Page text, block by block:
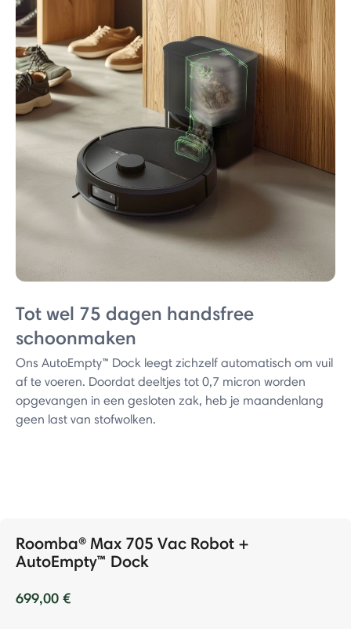
Tot wel 75 dagen handsfree
schoonmaken
Ons AutoEmpty™ Dock leegt zichzelf automatisch om vuil
af te voeren. Doordat deeltjes tot 0,7 micron worden
opgevangen in een gesloten zak, heb je maandenlang
geen last van stofwolken.
Roomba® Max 705 Vac Robot +
AutoEmpty™ Dock
699,00 €